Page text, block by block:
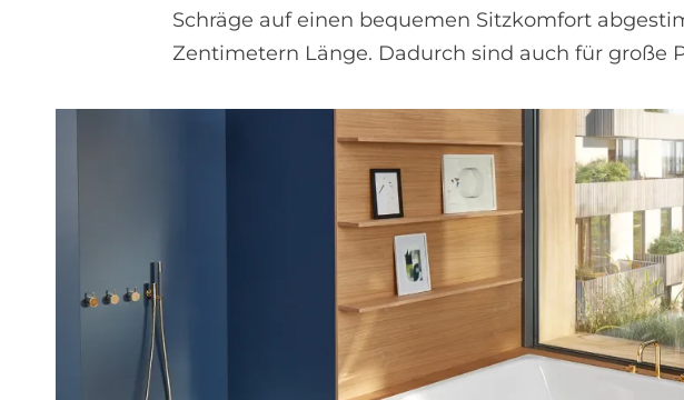
Schräge auf einen bequemen Sitzkomfort
Zentimetern Länge. Dadurch sind auch für große